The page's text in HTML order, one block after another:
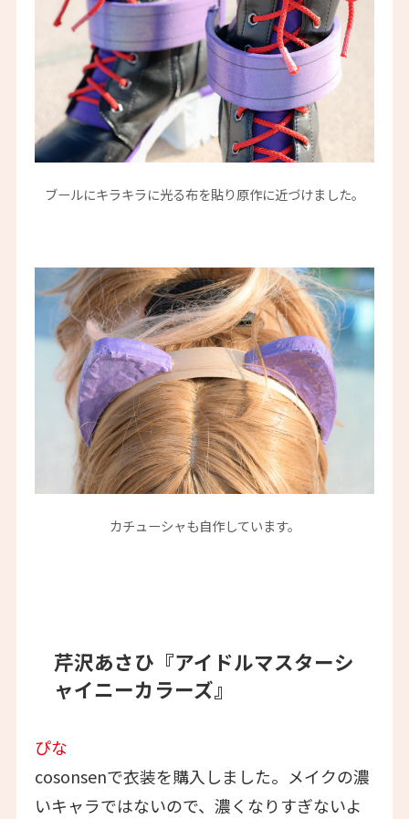
ブールにキラキラに光る布を貼り原作に近づけました。
カチューシャも自作しています。
芹沢あさひ『アイドルマスターシ
ャイニーカラーズ』
ぴな
cosonsenで衣装を購入しました。メイクの濃
いキャラではないので、濃くなりすぎないよ